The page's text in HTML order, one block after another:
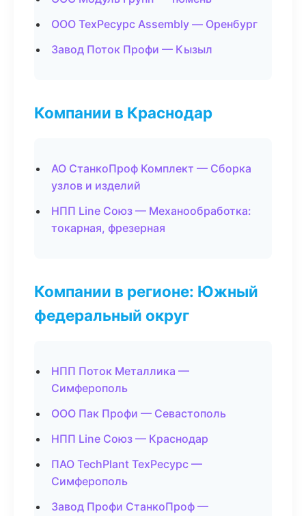
ООО ТехРесурс Assembly — Оренбург
Завод Поток Профи — Кызыл
Компании в Краснодар
АО СтанкоПроф Комплект — Сборка
узлов и изделий
НПП Line Союз — Механообработка:
токарная, фрезерная
Компании в регионе: Южный
федеральный округ
НПП Поток Металлика —
Симферополь
ООО Пак Профи — Севастополь
НПП Line Союз — Краснодар
ПАО TechPlant ТехРесурс —
Симферополь
Завод Профи СтанкоПроф —